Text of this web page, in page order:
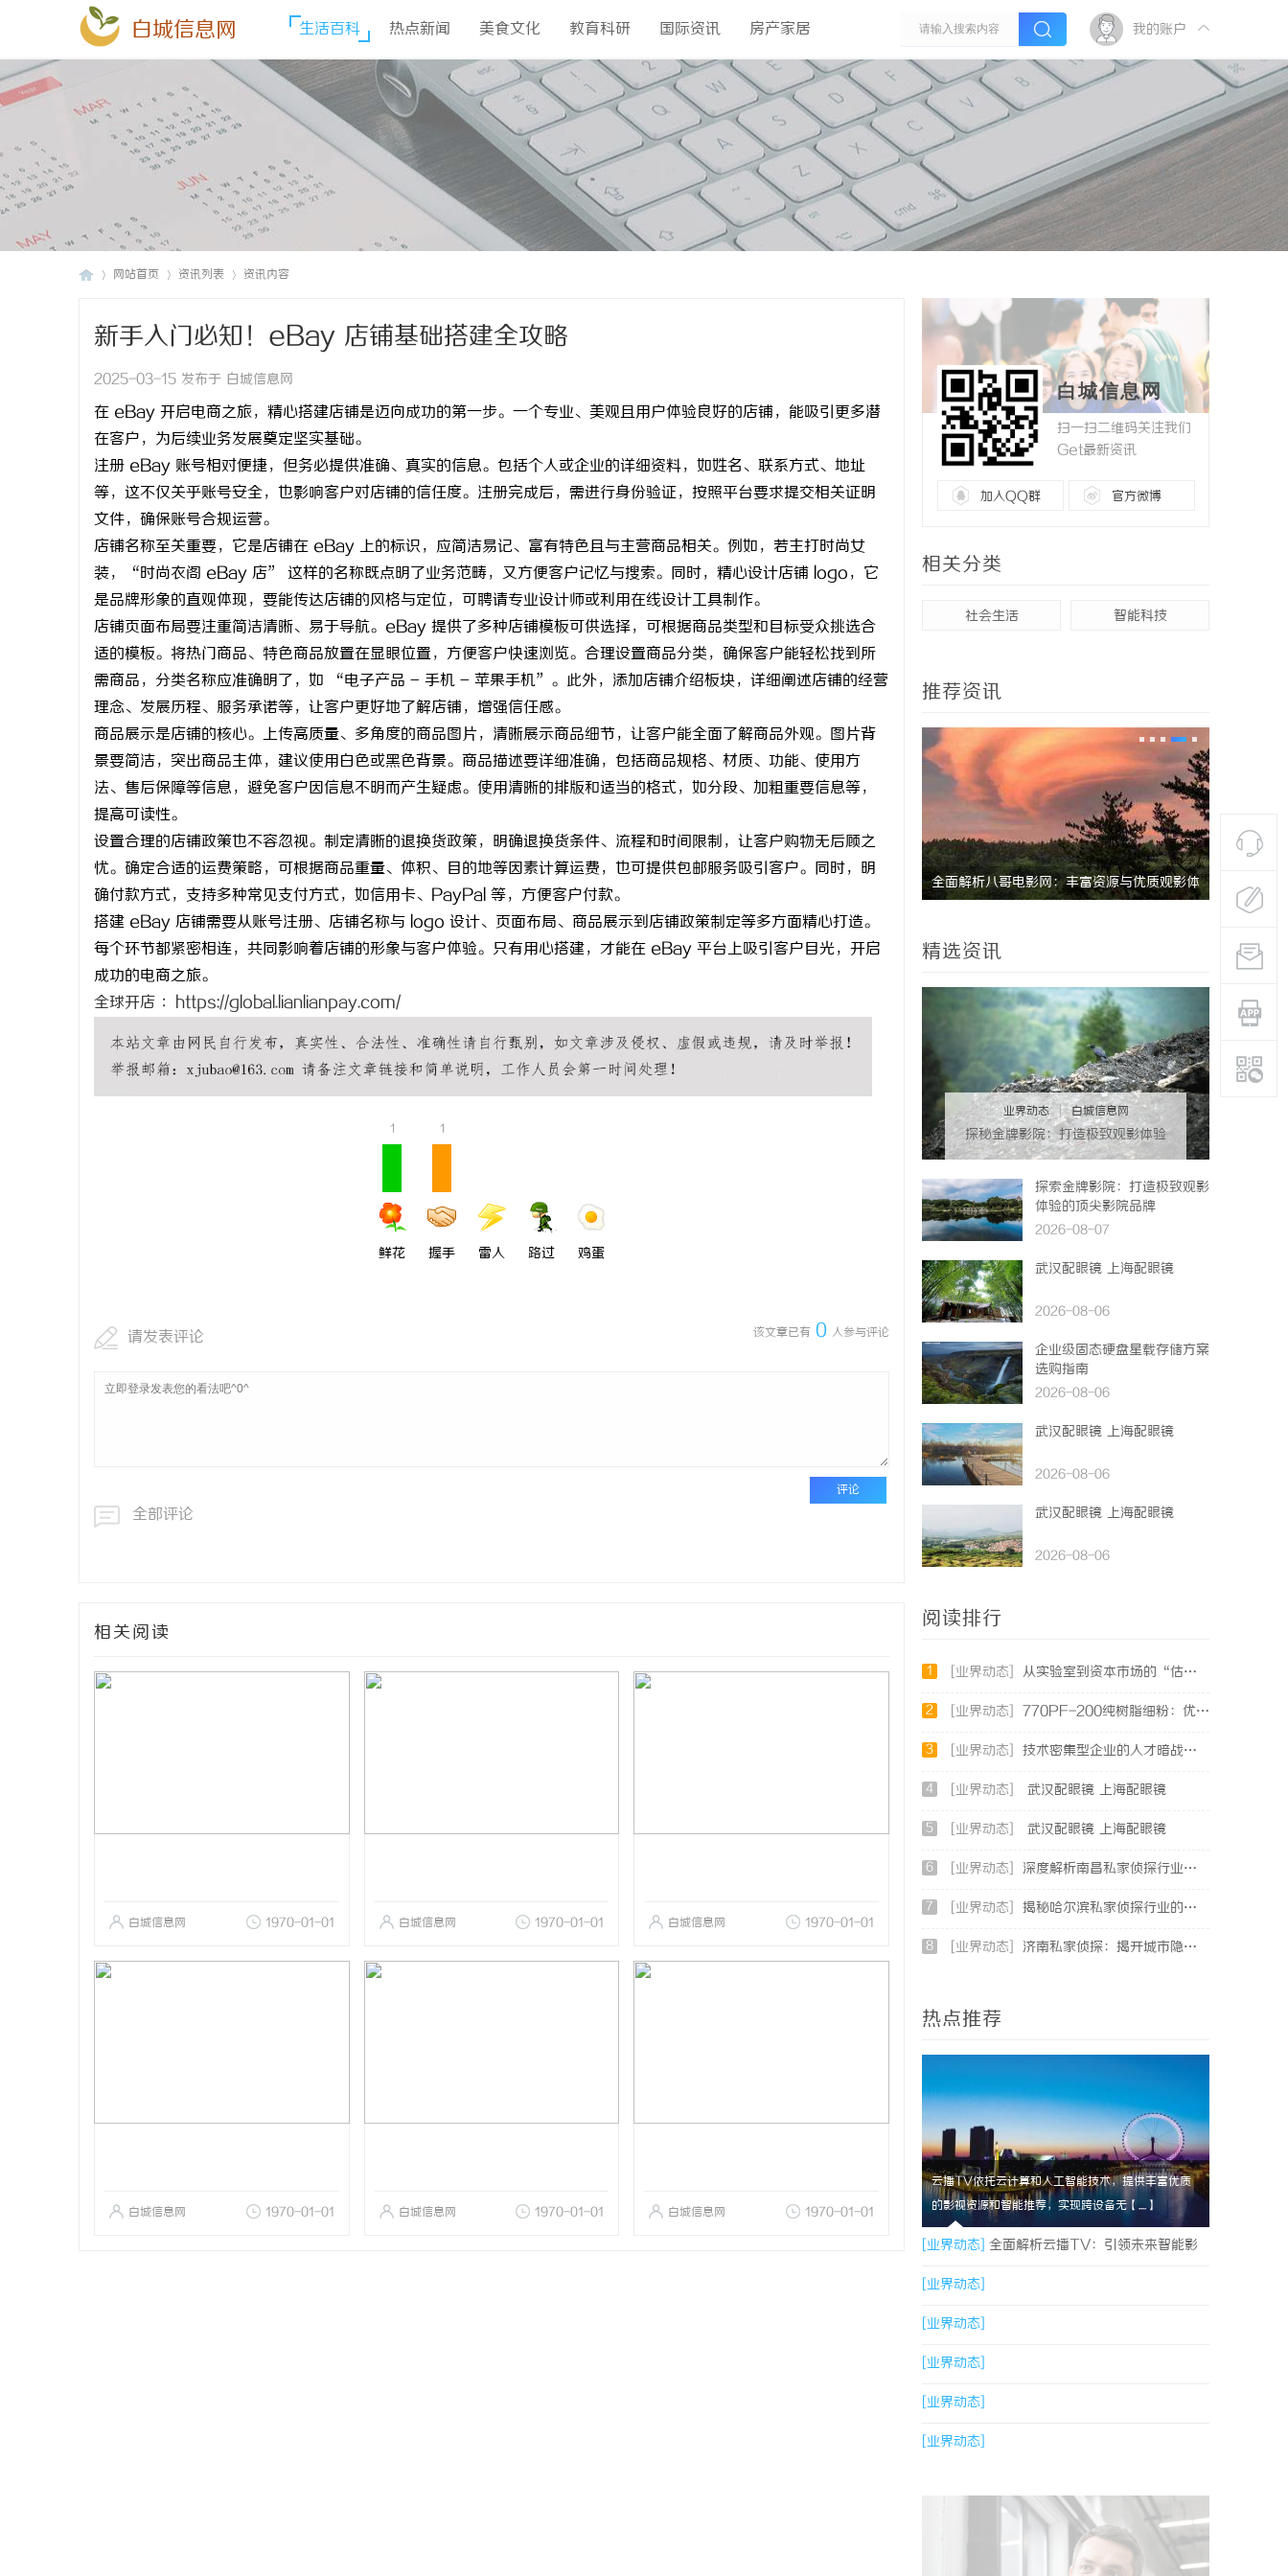
白城信息网 生活百科 热点新闻 美食文化 教育科研 国际资讯 房产家居 我的账户
网站首页 资讯列表 资讯内容
新手入门必知！eBay 店铺基础搭建全攻略
2025-03-15 发布于 白城信息网
在 eBay 开启电商之旅，精心搭建店铺是迈向成功的第一步。一个专业、美观且用户体验良好的店铺，能吸引更多潜
在客户，为后续业务发展奠定坚实基础。
注册 eBay 账号相对便捷，但务必提供准确、真实的信息。包括个人或企业的详细资料，如姓名、联系方式、地址
等，这不仅关乎账号安全，也影响客户对店铺的信任度。注册完成后，需进行身份验证，按照平台要求提交相关证明
文件，确保账号合规运营。
店铺名称至关重要，它是店铺在 eBay 上的标识，应简洁易记、富有特色且与主营商品相关。例如，若主打时尚女
装，“时尚衣阁 eBay 店” 这样的名称既点明了业务范畴，又方便客户记忆与搜索。同时，精心设计店铺 logo，它
是品牌形象的直观体现，要能传达店铺的风格与定位，可聘请专业设计师或利用在线设计工具制作。
店铺页面布局要注重简洁清晰、易于导航。eBay 提供了多种店铺模板可供选择，可根据商品类型和目标受众挑选合
适的模板。将热门商品、特色商品放置在显眼位置，方便客户快速浏览。合理设置商品分类，确保客户能轻松找到所
需商品，分类名称应准确明了，如 “电子产品 - 手机 - 苹果手机”。此外，添加店铺介绍板块，详细阐述店铺的经营
理念、发展历程、服务承诺等，让客户更好地了解店铺，增强信任感。
商品展示是店铺的核心。上传高质量、多角度的商品图片，清晰展示商品细节，让客户能全面了解商品外观。图片背
景要简洁，突出商品主体，建议使用白色或黑色背景。商品描述要详细准确，包括商品规格、材质、功能、使用方
法、售后保障等信息，避免客户因信息不明而产生疑虑。使用清晰的排版和适当的格式，如分段、加粗重要信息等，
提高可读性。
设置合理的店铺政策也不容忽视。制定清晰的退换货政策，明确退换货条件、流程和时间限制，让客户购物无后顾之
忧。确定合适的运费策略，可根据商品重量、体积、目的地等因素计算运费，也可提供包邮服务吸引客户。同时，明
确付款方式，支持多种常见支付方式，如信用卡、PayPal 等，方便客户付款。
搭建 eBay 店铺需要从账号注册、店铺名称与 logo 设计、页面布局、商品展示到店铺政策制定等多方面精心打造。
每个环节都紧密相连，共同影响着店铺的形象与客户体验。只有用心搭建，才能在 eBay 平台上吸引客户目光，开启
成功的电商之旅。
全球开店 ： https://global.lianlianpay.com/
1
鲜花
1
握手 雷人 路过 鸡蛋
该文章已有 0 人参与评论
请发表评论
评论
全部评论
相关阅读
白城信息网 1970-01-01 白城信息网 1970-01-01 白城信息网 1970-01-01
白城信息网 1970-01-01 白城信息网 1970-01-01 白城信息网 1970-01-01
白城信息网
扫一扫二维码关注我们
Get最新资讯
加入QQ群 官方微博
相关分类
社会生活 智能科技
推荐资讯
深度解析蚂蚁影视：智能影视平台的未来趋势
与优势
全面解析MES系统在现代制造业中的关键作
用与应用前景 体验升级
全面解析八哥电影网：丰富资源与优质观影体 深入解析
设计哲学
精选资讯
业界动态 | 白城信息网
探秘金牌影院：打造极致观影体验
的行业标杆
探索金牌影院：打造极致观影
体验的顶尖影院品牌
2026-08-07
武汉配眼镜 上海配眼镜
2026-08-06
企业级固态硬盘星载存储方案
选购指南
2026-08-06
武汉配眼镜 上海配眼镜
2026-08-06
武汉配眼镜 上海配眼镜
2026-08-06
阅读排行
1 [业界动态] 从实验室到资本市场的“估值倍增器”：专利律师如何重塑硬科技企业的融资逻辑
2 [业界动态] 770PF-200纯树脂细粉：优质材料的全貌与应用
3 [业界动态] 技术密集型企业的人才暗战：北京商业秘密律师如何守住“人带技术走”的底线
4 [业界动态] 武汉配眼镜 上海配眼镜
5 [业界动态] 武汉配眼镜 上海配眼镜
6 [业界动态] 深度解析南昌私家侦探行业的发展与应用现状
7 [业界动态] 揭秘哈尔滨私家侦探行业的现状与发展趋势
8 [业界动态] 济南私家侦探：揭开城市隐秘真相的幕后英雄
热点推荐
云播TV依托云计算和人工智能技术，提供丰富优质
的影视资源和智能推荐，实现跨设备无【....】
[业界动态] 全面解析云播TV：引领未来智能影
视体验的创新平台
[业界动态]
[业界动态]
[业界动态]
[业界动态]
[业界动态]